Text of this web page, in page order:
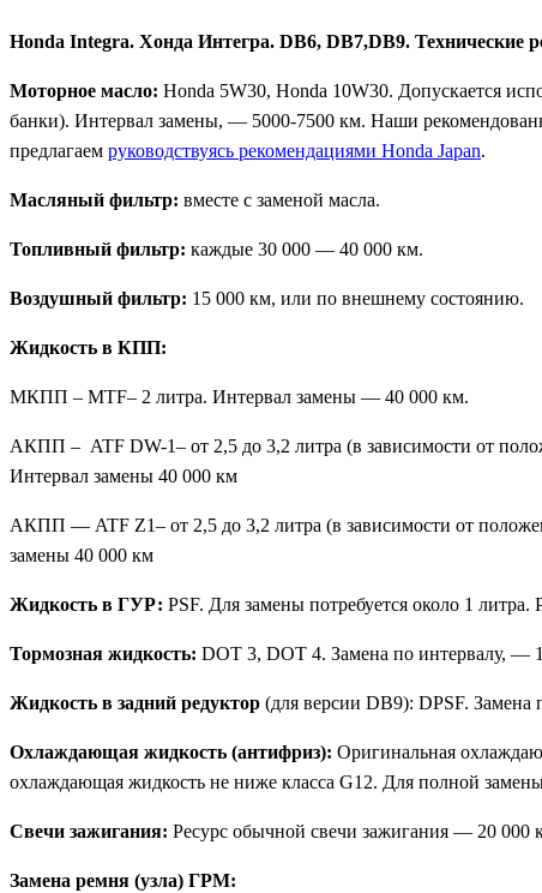
Honda Integra. Хонда Интегра. DB6, DB7,DB9. Технические
Моторное масло: Honda 5W30, Honda 10W30. Допускается
банки). Интервал замены, — 5000-7500 км. Наши
предлагаем руководствуясь рекомендациями Honda Japan.
Масляный фильтр: вместе с заменой масла.
Топливный фильтр: каждые 30 000 — 40 000 км.
Воздушный фильтр: 15 000 км, или по внешнему состоянию.
Жидкость в КПП:
МКПП – MTF– 2 литра. Интервал замены — 40 000 км.
АКПП – ATF DW-1– от 2,5 до 3,2 литра (в зависимости от
Интервал замены 40 000 км
АКПП — ATF Z1– от 2,5 до 3,2 литра (в зависимости от
замены 40 000 км
Жидкость в ГУР: PSF. Для замены потребуется около 1
Тормозная жидкость: DOT 3, DOT 4. Замена по интервалу, —
Жидкость в задний редуктор (для версии DB9): DPSF. Замена
Охлаждающая жидкость (антифриз): Оригинальная
охлаждающая жидкость не ниже класса G12. Для полной
Свечи зажигания: Ресурс обычной свечи зажигания — 20 000
Замена ремня (узла) ГРМ: